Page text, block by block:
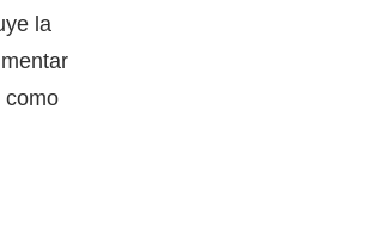
la
como